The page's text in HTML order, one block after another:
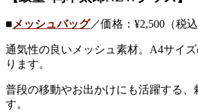
■ メッシュバッグ／価格：¥2,500（税込
通気性の良いメッシュ素材。A4サイ
ります。
普段の移動やお出かけにも活躍する、
す。